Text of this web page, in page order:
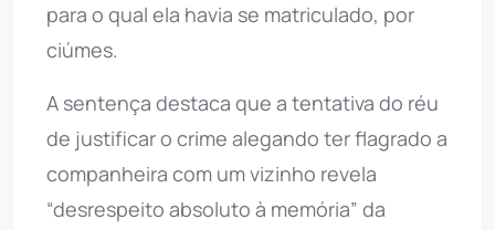
para o qual ela havia se matriculado, por
ciúmes.
A sentença destaca que a tentativa do réu
de justificar o crime alegando ter flagrado a
companheira com um vizinho revela
“desrespeito absoluto à memória” da